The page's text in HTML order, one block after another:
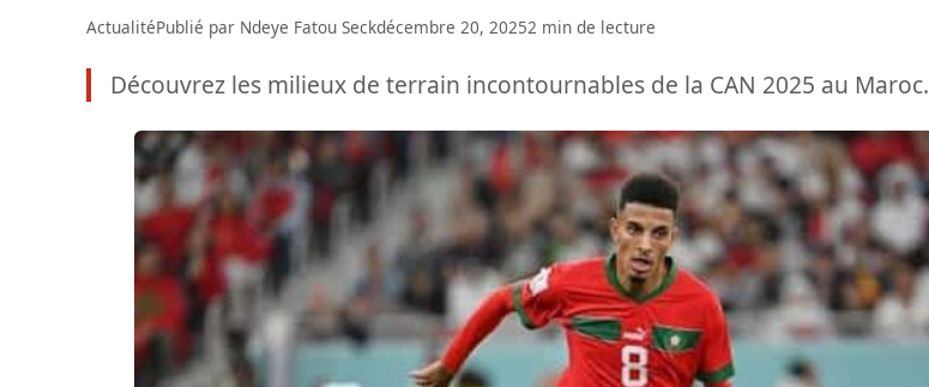
ActualitéPublié par Ndeye Fatou Seckdécembre 20, 20252 min de lecture
Découvrez les milieux de terrain incontournables de la CAN 2025 au Maroc.